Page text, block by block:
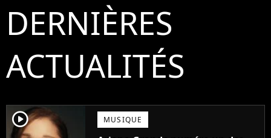
DERNIÈRES
ACTUALITÉS
player2 MUSIQUE